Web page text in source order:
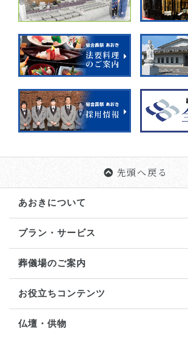
先頭へ戻る
あおきについて
プラン・サービス
葬儀場のご案内
お役立ちコンテンツ
仏壇・供物